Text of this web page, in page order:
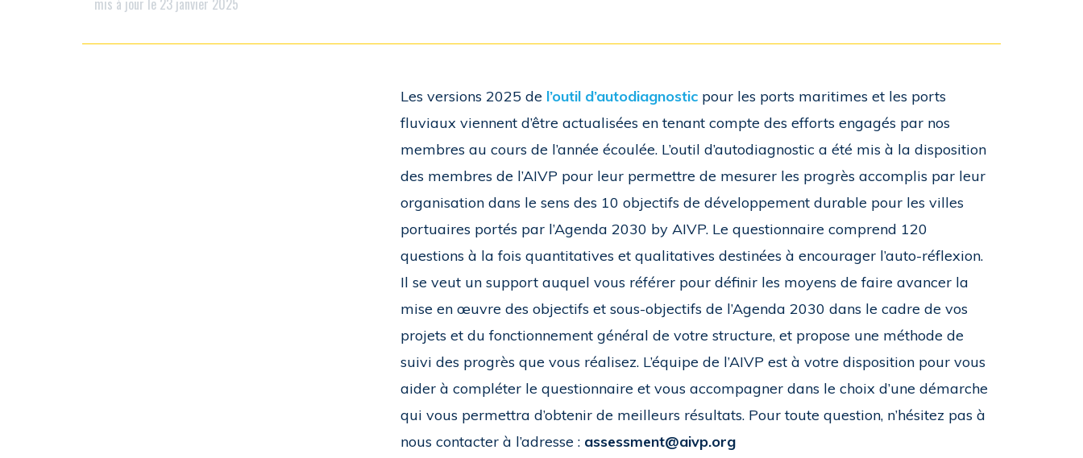
Les versions 2025 de l’outil d’autodiagnosticpour les ports maritimes et les ports
fluviaux viennent d’être actualisées en tenant compte des efforts engagés par nos
membres au cours de l’année écoulée. L’outil d’autodiagnostic a été mis à la disposition
des membres de l’AIVP pour leur permettre de mesurer les progrès accomplis par leur
organisation dans le sens des 10 objectifs de développement durable pour les villes
portuaires portés par l’Agenda 2030 by AIVP. Le questionnaire comprend 120
questions à la fois quantitatives et qualitatives destinées à encourager l’auto-réflexion.
Il se veut un support auquel vous référer pour définir les moyens de faire avancer la
mise en œuvre des objectifs et sous-objectifs de l’Agenda 2030 dans le cadre de vos
projets et du fonctionnement général de votre structure, et propose une méthode de
suivi des progrès que vous réalisez. L’équipe de l’AIVP est à votre disposition pour vous
aider à compléter le questionnaire et vous accompagner dans le choix d’une démarche
qui vous permettra d’obtenir de meilleurs résultats. Pour toute question, n’hésitez pas à
nous contacter à l’adresse : assessment@aivp.org